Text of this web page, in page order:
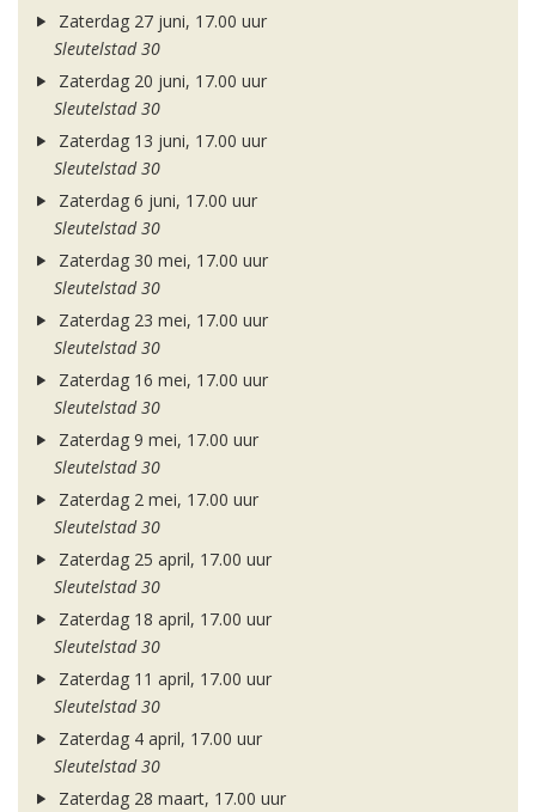
Zaterdag 27 juni, 17.00 uur
Sleutelstad 30
Zaterdag 20 juni, 17.00 uur
Sleutelstad 30
Zaterdag 13 juni, 17.00 uur
Sleutelstad 30
Zaterdag 6 juni, 17.00 uur
Sleutelstad 30
Zaterdag 30 mei, 17.00 uur
Sleutelstad 30
Zaterdag 23 mei, 17.00 uur
Sleutelstad 30
Zaterdag 16 mei, 17.00 uur
Sleutelstad 30
Zaterdag 9 mei, 17.00 uur
Sleutelstad 30
Zaterdag 2 mei, 17.00 uur
Sleutelstad 30
Zaterdag 25 april, 17.00 uur
Sleutelstad 30
Zaterdag 18 april, 17.00 uur
Sleutelstad 30
Zaterdag 11 april, 17.00 uur
Sleutelstad 30
Zaterdag 4 april, 17.00 uur
Sleutelstad 30
Zaterdag 28 maart, 17.00 uur